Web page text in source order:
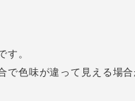
す。
で色味が違って見える場